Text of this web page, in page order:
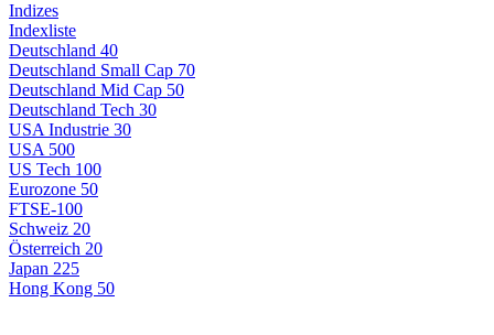
Indizes
Indexliste
Deutschland 40
Deutschland Small Cap 70
Deutschland Mid Cap 50
Deutschland Tech 30
USA Industrie 30
USA 500
US Tech 100
Eurozone 50
FTSE-100
Schweiz 20
Österreich 20
Japan 225
Hong Kong 50